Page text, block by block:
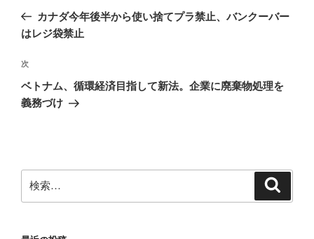
ナ
ゲ
ー
シ
の
投
カナダ今年後半から使い捨てプラ禁止、バンクーバー
はレジ袋禁止
次
の
投
次
ベトナム、循環経済目指して新法。企業に廃棄物処理を
義務づけ
索: